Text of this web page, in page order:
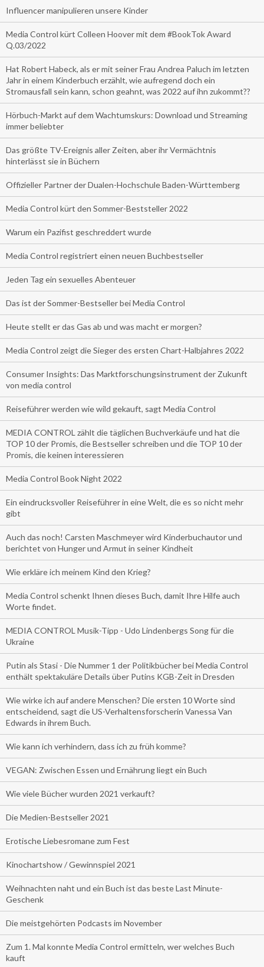
Influencer manipulieren unsere Kinder
Media Control kürt Colleen Hoover mit dem #BookTok Award
Q.03/2022
Hat Robert Habeck, als er mit seiner Frau Andrea Paluch im letzten
Jahr in einem Kinderbuch erzählt, wie aufregend doch ein
Stromausfall sein kann, schon geahnt, was 2022 auf ihn zukommt??
Hörbuch-Markt auf dem Wachtumskurs: Download und Streaming
immer beliebter
Das größte TV-Ereignis aller Zeiten, aber ihr Vermächtnis
hinterlässt sie in Büchern
Offizieller Partner der Dualen-Hochschule Baden-Württemberg
Media Control kürt den Sommer-Beststeller 2022
Warum ein Pazifist geschreddert wurde
Media Control registriert einen neuen Buchbestseller
Jeden Tag ein sexuelles Abenteuer
Das ist der Sommer-Bestseller bei Media Control
Heute stellt er das Gas ab und was macht er morgen?
Media Control zeigt die Sieger des ersten Chart-Halbjahres 2022
Consumer Insights: Das Marktforschungsinstrument der Zukunft
von media control
Reiseführer werden wie wild gekauft, sagt Media Control
MEDIA CONTROL zählt die täglichen Buchverkäufe und hat die
TOP 10 der Promis, die Bestseller schreiben und die TOP 10 der
Promis, die keinen interessieren
Media Control Book Night 2022
Ein eindrucksvoller Reiseführer in eine Welt, die es so nicht mehr
gibt
Auch das noch! Carsten Maschmeyer wird Kinderbuchautor und
berichtet von Hunger und Armut in seiner Kindheit
Wie erkläre ich meinem Kind den Krieg?
Media Control schenkt Ihnen dieses Buch, damit Ihre Hilfe auch
Worte findet.
MEDIA CONTROL Musik-Tipp - Udo Lindenbergs Song für die
Ukraine
Putin als Stasi - Die Nummer 1 der Politikbücher bei Media Control
enthält spektakuläre Details über Putins KGB-Zeit in Dresden
Wie wirke ich auf andere Menschen? Die ersten 10 Worte sind
entscheidend, sagt die US-Verhaltensforscherin Vanessa Van
Edwards in ihrem Buch.
Wie kann ich verhindern, dass ich zu früh komme?
VEGAN: Zwischen Essen und Ernährung liegt ein Buch
Wie viele Bücher wurden 2021 verkauft?
Die Medien-Bestseller 2021
Erotische Liebesromane zum Fest
Kinochartshow / Gewinnspiel 2021
Weihnachten naht und ein Buch ist das beste Last Minute-
Geschenk
Die meistgehörten Podcasts im November
Zum 1. Mal konnte Media Control ermitteln, wer welches Buch
kauft